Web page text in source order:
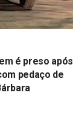
é preso após
pedaço de